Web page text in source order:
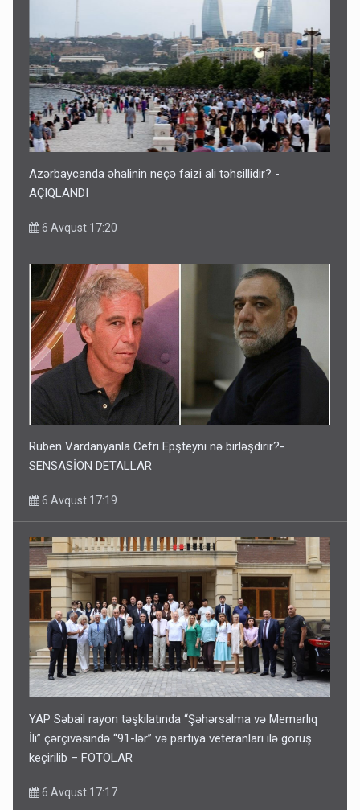
Azərbaycanda əhalinin neçə faizi ali təhsillidir? -
AÇIQLANDI
6 Avqust 17:20
Ruben Vardanyanla Cefri Epşteyni nə birləşdirir?-
SENSASİON DETALLAR
6 Avqust 17:19
YAP Səbail rayon təşkilatında “Şəhərsalma və Memarlıq
İli” çərçivəsində “91-lər” və partiya veteranları ilə görüş
keçirilib – FOTOLAR
6 Avqust 17:17